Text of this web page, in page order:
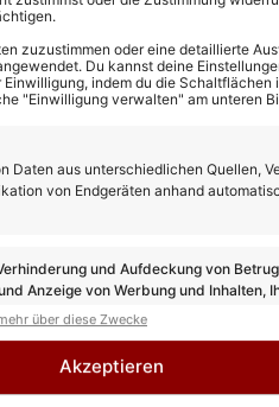
zuzustimmen oder eine detaillierte
Du kannst deine
indem du die
"Einwilligung verwalten" am unteren
Daten aus unterschiedlichen Quellen,
von Endgeräten anhand
und Aufdeckung von
Anzeige von Werbung und Inhalten,
speichern und übermitteln.
über diese Zwecke
Akzeptieren
interessieren:
Helene Fischer Show 2026 doch
sagt der Sender zum